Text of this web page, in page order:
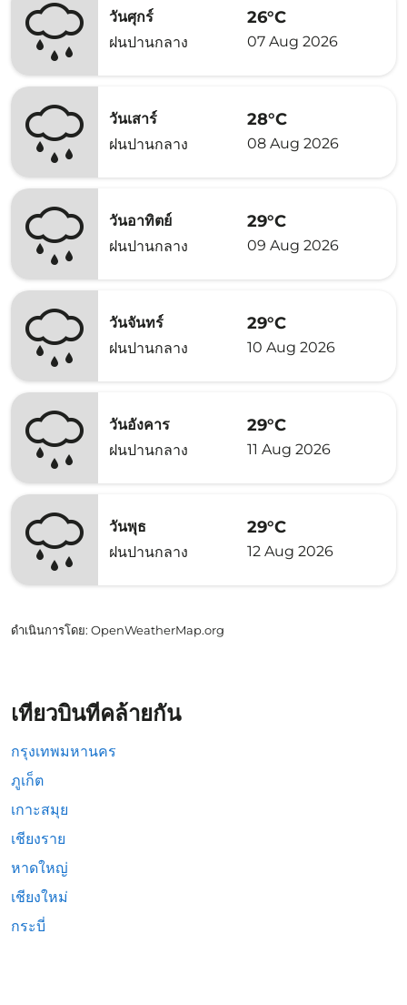
วันศุกร์
ฝนปานกลาง
26°C
07 Aug 2026
วันเสาร์
ฝนปานกลาง
28°C
08 Aug 2026
วันอาทิตย์
ฝนปานกลาง
29°C
09 Aug 2026
วันจันทร์
ฝนปานกลาง
29°C
10 Aug 2026
วันอังคาร
ฝนปานกลาง
29°C
11 Aug 2026
วันพุธ
ฝนปานกลาง
29°C
12 Aug 2026
ดำเนินการโดย: OpenWeatherMap.org
เที่ยวบินที่คล้ายกัน
กรุงเทพมหานคร
ภูเก็ต
เกาะสมุย
เชียงราย
หาดใหญ่
เชียงใหม่
กระบี่